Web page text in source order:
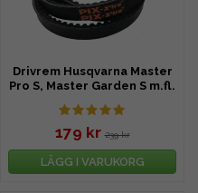
Drivrem Husqvarna Master
Pro S, Master Garden S m.fl.
179 kr 239 kr
LÄGG I VARUKORG